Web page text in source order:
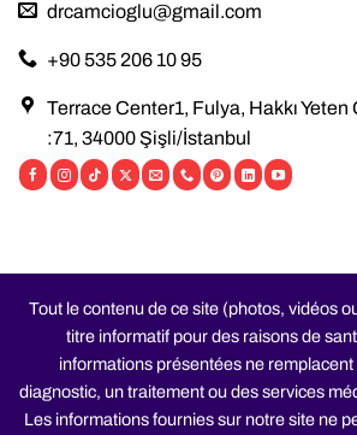
drcamcioglu@gmail.com
+90 535 206 10 95
Terrace Center1, Fulya, Hakkı
:71, 34000 Şişli/İstanbul
Tout le contenu de ce site (photos, vidéos
titre informatif pour des raisons de
informations présentées ne
diagnostic, un traitement ou des services
Les informations fournies sur notre site ne